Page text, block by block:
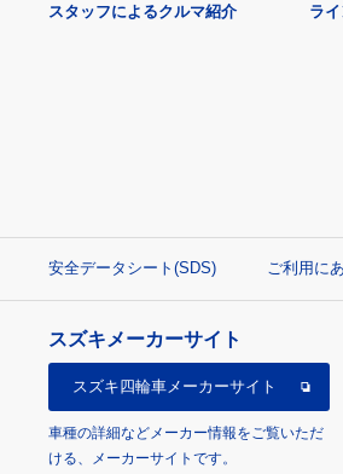
スタッフによるクルマ紹介 ラ
安全データシート(SDS) ご利用に
スズキメーカーサイト
スズキ四輪車メーカーサイト
車種の詳細などメーカー情報をご覧いただ
ける、メーカーサイトです。